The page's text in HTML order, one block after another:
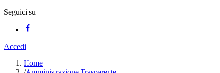
Seguici su
Accedi
Home